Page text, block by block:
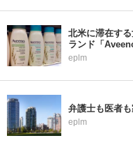
北米に滞在す
ランド「
eplm
弁護士も医者
eplm